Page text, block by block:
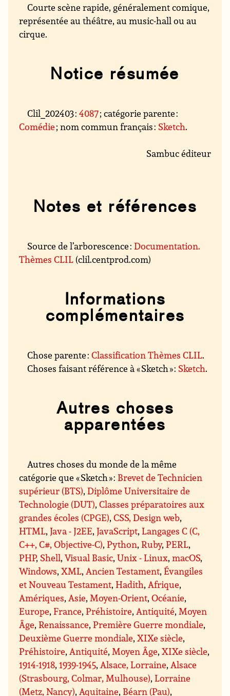
Courte scène rapide, généralement comique,
représentée au théâtre, au music-hall ou au
cirque.
Notice résumée
Clil_202403 :4087; catégorie parente :
Comédie; nom commun français : Sketch.
Sambuc éditeur
Notes et références
Source de l’arborescence :Documentation.
Thèmes CLIL (clil.centprod.com)
Informations
complémentaires
Chose parente :Classification Thèmes CLIL.
Choses faisant référence à « Sketch » : Sketch.
Autres choses
apparentées
Autres choses du monde de la même
catégorie que « Sketch » : Brevet de Technicien
supérieur (BTS),Diplôme Universitaire de
Technologie (DUT),Classes préparatoires aux
grandes écoles (CPGE),CSS, Design web,
HTML,Java - J2EE,JavaScript,Langages C (C,
C++, C#, Objective-C),Python,Ruby,PERL,
PHP, Shell,Visual Basic,Unix - Linux,macOS,
Windows,XML, Ancien Testament,Évangiles
et Nouveau Testament,Hadith, Afrique,
Amériques, Asie, Moyen-Orient,Océanie,
Europe,France,Préhistoire, Antiquité, Moyen
Âge,Renaissance,Première Guerre mondiale,
Deuxième Guerre mondiale,XIXe siècle,
Préhistoire, Antiquité, Moyen Âge,XIXe siècle,
1914-1918,1939-1945, Alsace, Lorraine, Alsace
(Strasbourg, Colmar, Mulhouse),Lorraine
(Metz, Nancy), Aquitaine, Béarn (Pau),